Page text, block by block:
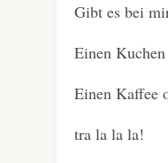
Gibt es bei
Einen
Einen Kaffee
tra la la la!